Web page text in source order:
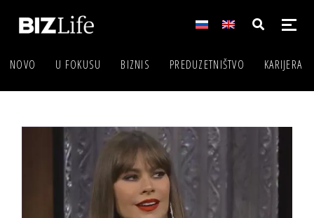
NOVO U FOKUSU BIZNIS PREDUZETNIŠTVO KARIJERA